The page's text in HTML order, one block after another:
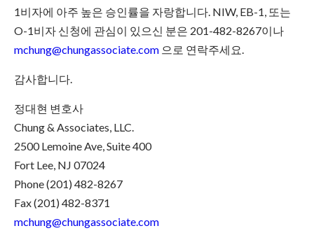
1비자에 아주 높은 승인률을 자랑합니다. NIW, EB-1, 또는
O-1비자 신청에 관심이 있으신 분은 201-482-8267이나
mchung@chungassociate.com 으로 연락주세요.
감사합니다.
정대현 변호사
Chung & Associates, LLC.
2500 Lemoine Ave, Suite 400
Fort Lee, NJ 07024
Phone (201) 482-8267
Fax (201) 482-8371
mchung@chungassociate.com